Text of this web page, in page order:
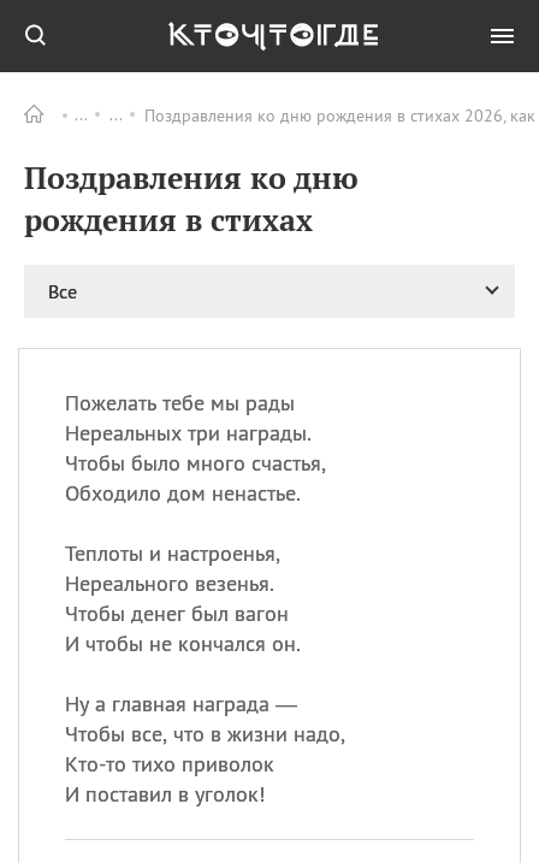
Поздравления ко дню рождения в стихах 2026,
Поздравления ко дню
рождения в стихах
Все
Пожелать тебе мы рады
Нереальных три награды.
Чтобы было много счастья,
Обходило дом ненастье.
Теплоты и настроенья,
Нереального везенья.
Чтобы денег был вагон
И чтобы не кончался он.
Ну а главная награда —
Чтобы все, что в жизни надо,
Кто-то тихо приволок
И поставил в уголок!
ПРАЗДНИКИ Все
09.08 День памяти жертв
атомной
бомбардировки
день
09.08 День Дымняшки
(Smokey Bear Day)
Сегодня празднуют именины
Сергей
Посмотреть значение
происхождение